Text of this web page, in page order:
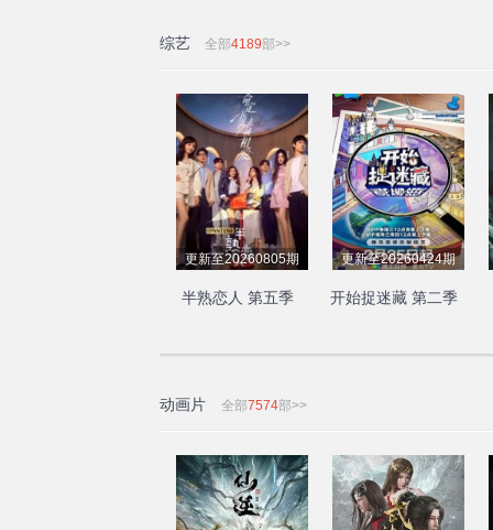
综艺 全部4189部>>
更新至20260805期
半熟恋人 第五季
更新至20260424期
开始捉迷藏 第二季
动画片 全部7574部>>